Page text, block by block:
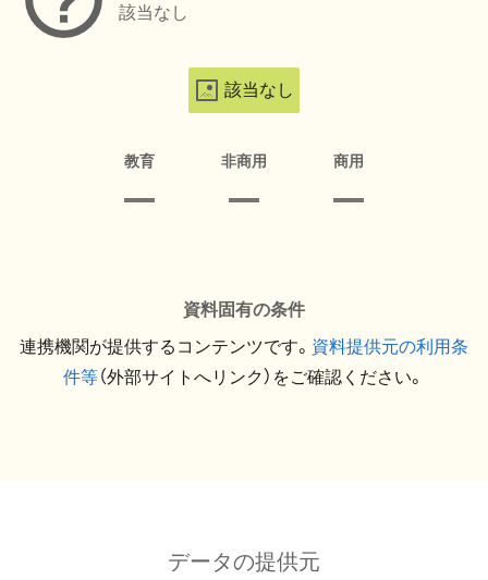
該当なし
該当なし
教育 非商用 商用
資料固有の条件
連携機関が提供するコンテンツです。 資料提供元の利用条
件等（外部サイトへリンク）をご確認ください。
データの提供元